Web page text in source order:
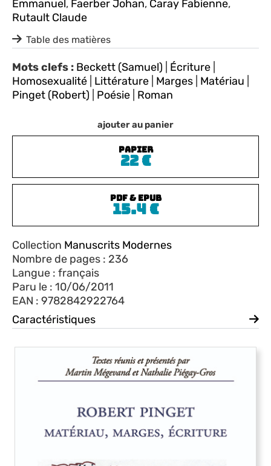
ajouter au panier
PAPIER
22€
PDF & EPUB
15.4€
Collection Manuscrits Modernes
Nombre de pages : 236
Langue : français
Paru le : 10/06/2011
EAN : 9782842922764
Caractéristiques
Emmanuel, Faerber Johan, Caray Fabienne,
Rutault Claude
Table des matières
Mots clefs : Beckett (Samuel) Écriture
Homosexualité Littérature Marges Matériau
Pinget (Robert)
Poésie Roman